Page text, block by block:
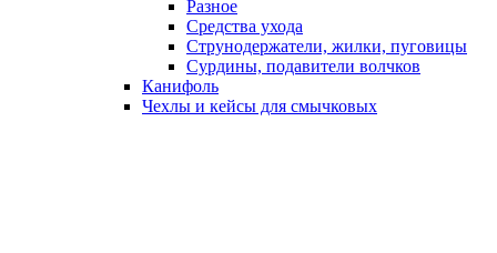
Разное
Средства ухода
Струнодержатели, жилки, пуговицы
Сурдины, подавители волчков
Канифоль
Чехлы и кейсы для смычковых